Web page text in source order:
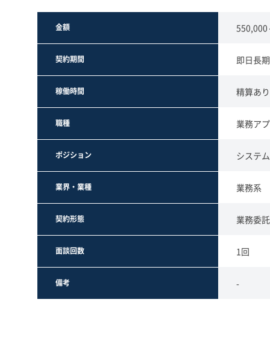
金額 550,000
契約期間 即日長
稼働時間 精算あ
職種 業務ア
ポジション システ
業界・業種 業務系
契約形態 業務委
面談回数 1回
備考 -